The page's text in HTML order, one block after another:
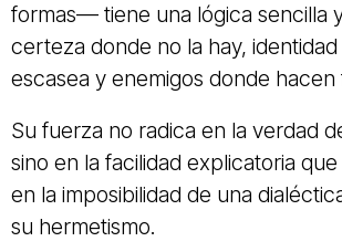
formas— tiene una lógica sencilla
certeza donde no la hay,
escasea y enemigos donde hacen
Su fuerza no radica en la verdad
sino en la facilidad explicatoria
en la imposibilidad de una
su hermetismo.